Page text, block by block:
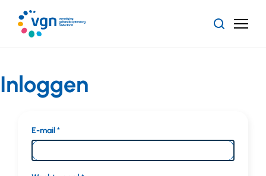
naar
hoofdinhoud
ZoekenMenu
Inloggen
E-mail